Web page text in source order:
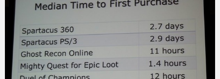
イベント/セミナー
eスポーツ